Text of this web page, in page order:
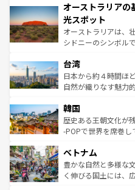
部のニューオーリン
文化が魅力。旅行者
しみながら、その多
るだろう。車でのロ
情報は
ワイ島は見逃せない
島だが、静かな自然
おすすめ。エメラル
文化や歴史が息づい
人々、おいしいロー
ク、伝統的なフラダ
っている。訪れるた
はコンテンツ一覧
オーストラリアの
光スポット
オーストラリアは、
シドニーのシンボル
リアリーフや大陸中
ク）、タスマニアの
ど、見どころがたく
いる。アクティビテ
ビング、ハイキング
い。オーストラリア
参照してほしい。
台湾
日本から約４時間ほ
自然が織りなす魅力
ン）、静ひつな山岳
と山間の静けさが共
驚きをもたらしてく
容にもいいと評判の
が味わえる
照してほしい。
韓国
歴史ある王朝文化が
-POPで世界を席巻し
き、地方に足を延ば
できる。そして、キ
まで、さまざまな韓
ベトナム
豊かな自然と多様な
く伸びる国土には、